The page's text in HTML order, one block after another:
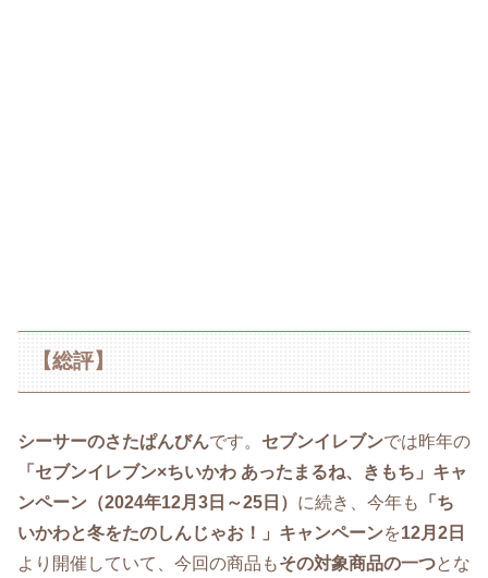
【総評】
シーサーのさたぱんびんです。 セブンイレブンでは昨年の
「セブンイレブン×ちいかわ あったまるね、きもち」キャ
ンペーン （2024年12月3日～25日） に続き、今年も
「ち
いかわと冬をたのしんじゃお！」キャンペーンを12月2日
より開催していて、今回の商品もその対象商品の一つとな